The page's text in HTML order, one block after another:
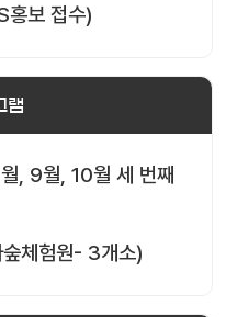
홍보 접수)
램
, 9월, 10월 세 번째
체험원- 3개소)